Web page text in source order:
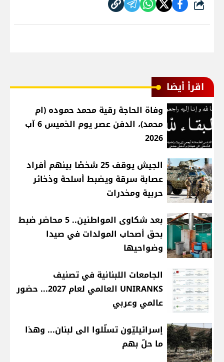
شارك
اقرأ أيضا
وفاة الحاجة رقية محمد حموده (ام
محمد)، الدفن عصر يوم الخميس 6 آب
2026
الجيش يوقف 25 شخصًا بينهم أفراد
عصابة سرقة ويضبط أسلحة وذخائر
حربية ومخدرات
بعد شكاوى المواطنين.. 5 محاضر ضبط
بحق أصحاب المولدات في صيدا
وضواحيها
الجامعات اللبنانية في تصنيف
UNIRANKS العالمي لعام 2027... حضور
عالمي وعربي
إسرائيليّون تسلّلوا الى لبنان... وهذا
ما حلّ بهم